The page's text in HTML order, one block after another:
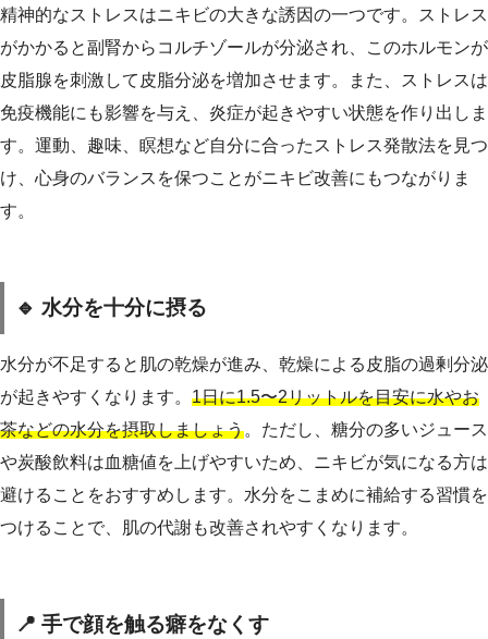
精神的なストレスはニキビの大きな誘因の一つです。ストレス
がかかると副腎からコルチゾールが分泌され、このホルモンが
皮脂腺を刺激して皮脂分泌を増加させます。また、ストレスは
免疫機能にも影響を与え、炎症が起きやすい状態を作り出しま
す。運動、趣味、瞑想など自分に合ったストレス発散法を見つ
け、心身のバランスを保つことがニキビ改善にもつながりま
す。
🔹 水分を十分に摂る
水分が不足すると肌の乾燥が進み、乾燥による皮脂の過剰分泌
が起きやすくなります。 1日に1.5〜2リットルを目安に水やお
茶などの水分を摂取しましょう。ただし、糖分の多いジュース
や炭酸飲料は血糖値を上げやすいため、ニキビが気になる方は
避けることをおすすめします。水分をこまめに補給する習慣を
つけることで、肌の代謝も改善されやすくなります。
📍 手で顔を触る癖をなくす